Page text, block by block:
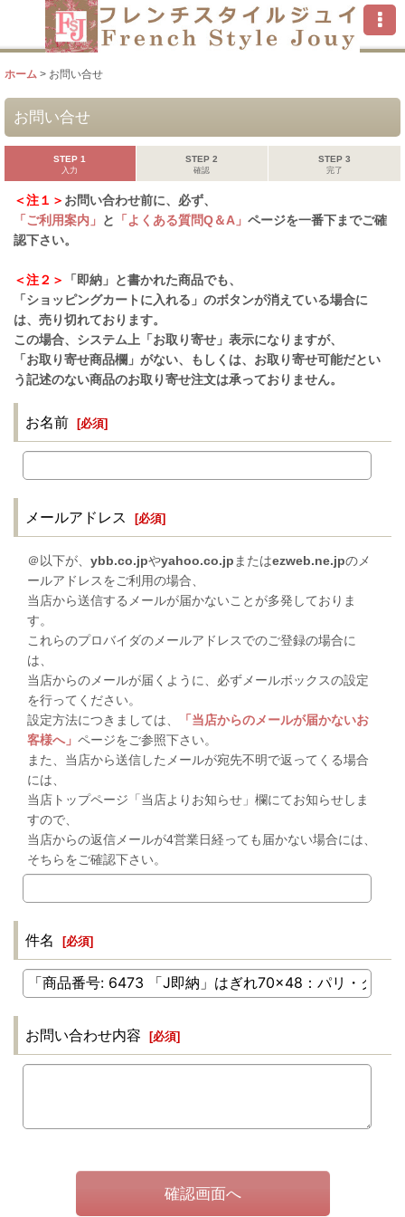
ホーム > お問い合せ
お問い合せ
STEP 1
入力
STEP 2
確認
STEP 3
完了
＜注１＞ お問い合わせ前に、必ず、
「ご利用案内」 と 「よくある質問Q＆A」 ページを一番下までご確
認下さい。
＜注２＞
「即納」と書かれた商品でも、
「ショッピングカートに入れる」のボタンが消えている場合に
は、売り切れております。
この場合、システム上「お取り寄せ」表示になりますが、
「お取り寄せ商品欄」がない、もしくは、お取り寄せ可能だとい
う記述のない商品のお取り寄せ注文は承っておりません。
お名前 [必須]
メールアドレス [必須]
＠以下が、 ybb.co.jpやyahoo.co.jp またはezweb.ne.jpのメ
ールアドレスをご利用の場合、
当店から送信するメールが届かないことが多発しておりま
す。
これらのプロバイダのメールアドレスでのご登録の場合に
は、
当店からのメールが届くように、必ずメールボックスの設定
を行ってください。
設定方法につきましては、
「当店からのメールが届かないお
客様へ」 ページをご参照下さい。
また、当店から送信したメールが宛先不明で返ってくる場合
には、
当店トップページ「当店よりお知らせ」欄にてお知らせしま
すので、
当店からの返信メールが4営業日経っても届かない場合には、
そちらをご確認下さい。
件名 [必須]
お問い合わせ内容 [必須]
確認画面へ